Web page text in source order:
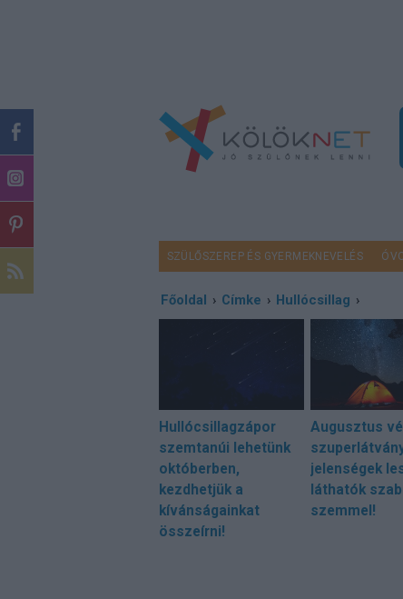
SZÜLŐSZEREP ÉS GYERMEKNEVELÉS
Főoldal › Címke › Hullócsillag ›
Hullócsillagzápor
szemtanúi lehetünk
októberben,
kezdhetjük a
kívánságainkat
összeírni!
Augusztus
jelenségek
láthatók
szemmel!